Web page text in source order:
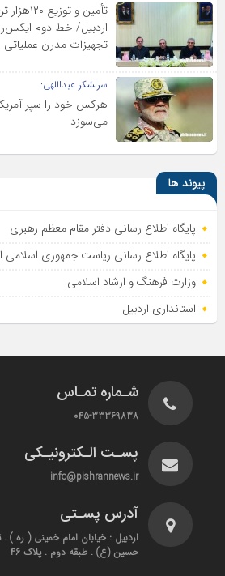
تأمین و
اردبیل/ خط دوم
تجهیزات مدرن
سرلشکر عبداللهی:
هرکس خود را سپر
می‌سوزد
پیوند ها
پایگاه اطلاع رسانی دفتر مقام معظم رهبری
پایگاه اطلاع‌ رسانی ریاست‌ جمهوری اسلامی
وزارت فرهنگ و ارشاد اسلامی
استانداری اردبیل
شـماره تمـاس
045-33369838
پسـت الـکترونیـکی
info@pishrannews.ir
آدرس پسـتی
اردبیل : خیابان امام خمینی ( ره ) .
حسین (ع) . طبقه دوم . پلاک 46